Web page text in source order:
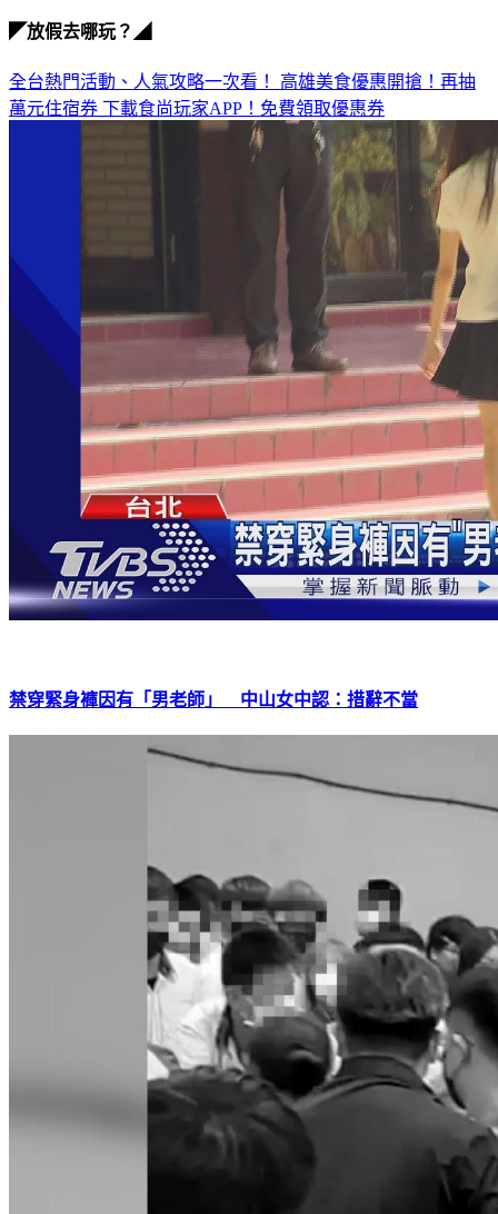
◤放假去哪玩？◢
全台熱門活動、人氣攻略一次看！ 高雄美食優惠開搶！再抽
萬元住宿券 下載食尚玩家APP！免費領取優惠券
禁穿緊身褲因有「男老師」 中山女中認：措辭不當